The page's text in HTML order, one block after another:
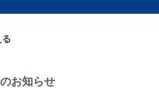
のお知らせ